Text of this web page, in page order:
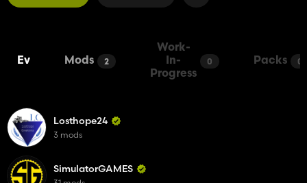
Ev Mods 2
Work-
In-
Progress
0 Packs 0
Losthope24
3 mods
SimulatorGAMES